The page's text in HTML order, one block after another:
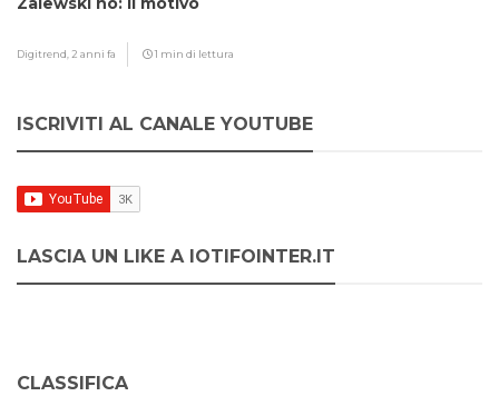
Digitrend, 2 anni fa 1 min di lettura
ISCRIVITI AL CANALE YOUTUBE
LASCIA UN LIKE A IOTIFOINTER.IT
CLASSIFICA